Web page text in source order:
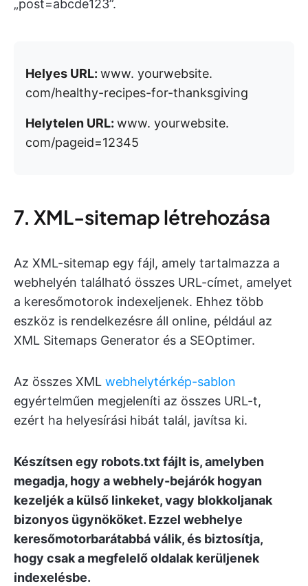
„post=abcde123”.
Helyes URL: www. yourwebsite.
com/healthy-recipes-for-thanksgiving
Helytelen URL: www. yourwebsite.
com/pageid=12345
7. XML-sitemap létrehozása
Az XML-sitemap egy fájl, amely tartalmazza a
webhelyén található összes URL-címet, amelyet
a keresőmotorok indexeljenek. Ehhez több
eszköz is rendelkezésre áll online, például az
XML Sitemaps Generator és a SEOptimer.
Az összes XML webhelytérkép-sablon
egyértelműen megjeleníti az összes URL-t,
ezért ha helyesírási hibát talál, javítsa ki.
Készítsen egy robots.txt fájlt is, amelyben
megadja, hogy a webhely-bejárók hogyan
kezeljék a külső linkeket, vagy blokkoljanak
bizonyos ügynököket. Ezzel webhelye
keresőmotorbarátabbá válik, és biztosítja,
hogy csak a megfelelő oldalak kerüljenek
indexelésbe.